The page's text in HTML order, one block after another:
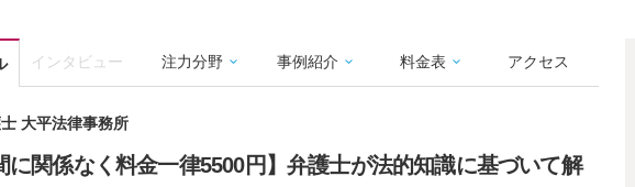
インタビュー 注力分野 事例紹介 料金表 アクセス
大平法律事務所
に関係なく料金一律5500円】弁護士が法的知識に基づいて解